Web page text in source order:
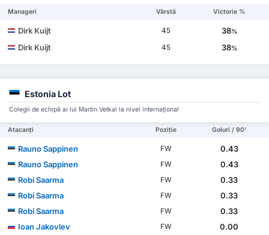
Manageri Vârstă Victorie %
Dirk Kuijt 45 38%
Dirk Kuijt 45 38%
Estonia Lot
Colegii de echipă ai lui Martin Vetkal la nivel internațional
Atacanți Poziție Goluri / 90'
Rauno Sappinen FW
0.43
Rauno Sappinen
FW
0.43
Robi Saarma
FW
0.33
Robi Saarma
FW
0.33
Robi Saarma
FW
0.33
Ioan Jakovlev
FW 0.00